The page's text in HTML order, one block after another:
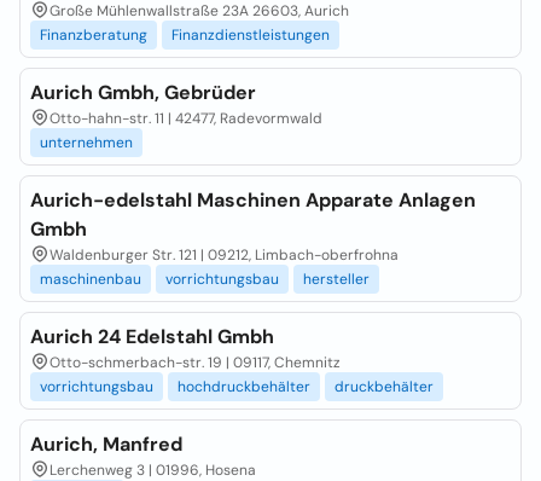
Große Mühlenwallstraße 23A 26603, Aurich
Finanzberatung
Finanzdienstleistungen
Aurich Gmbh, Gebrüder
Otto-hahn-str. 11 | 42477, Radevormwald
unternehmen
Aurich-edelstahl Maschinen Apparate Anlagen
Gmbh
Waldenburger Str. 121 | 09212, Limbach-oberfrohna
maschinenbau
vorrichtungsbau hersteller
Aurich 24 Edelstahl Gmbh
Otto-schmerbach-str. 19 | 09117, Chemnitz
vorrichtungsbau
hochdruckbehälter druckbehälter
Aurich, Manfred
Lerchenweg 3 | 01996, Hosena